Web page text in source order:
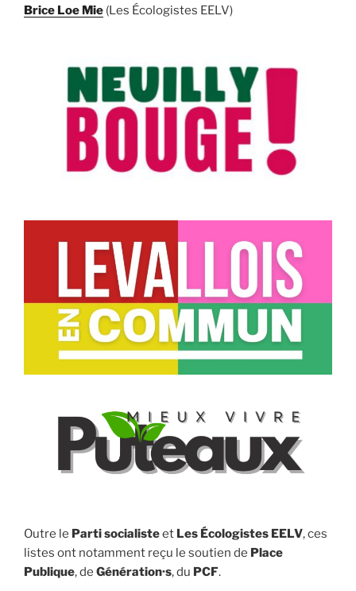
Brice Loe Mie (Les Écologistes EELV)
Outre le Parti socialisteet Les Écologistes EELV, ces
listes ont notamment reçu le soutien de Place
Publique, de Génération·s, du PCF.